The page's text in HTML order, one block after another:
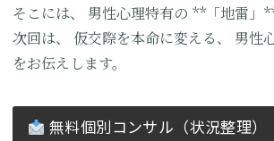
そこには、
男性心理特有の **「地雷」
次回は、
仮交際を本命に変える、 男性
をお伝えします。
無料個別コンサル（状況整理）